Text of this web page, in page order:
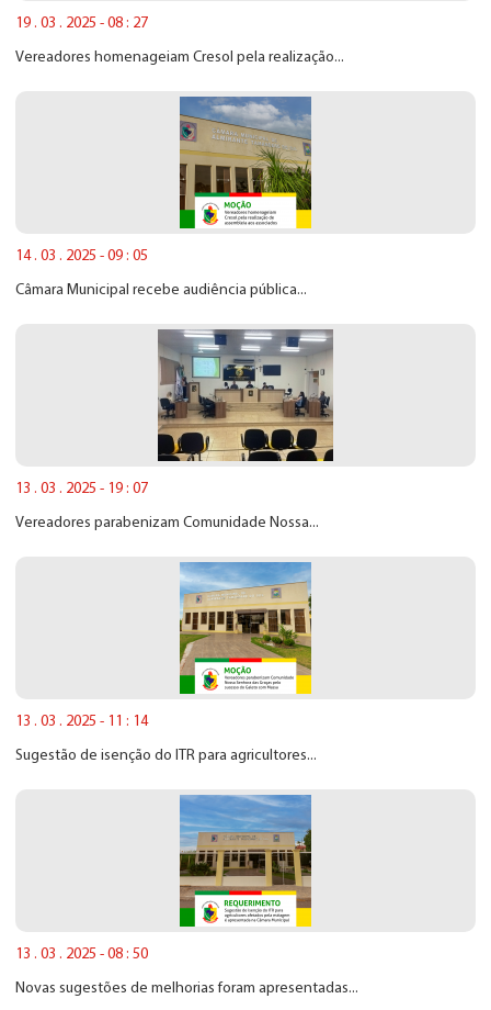
19 . 03 . 2025 - 08 : 27
Vereadores homenageiam Cresol pela realização...
14 . 03 . 2025 - 09 : 05
Câmara Municipal recebe audiência pública...
13 . 03 . 2025 - 19 : 07
Vereadores parabenizam Comunidade Nossa...
13 . 03 . 2025 - 11 : 14
Sugestão de isenção do ITR para agricultores...
13 . 03 . 2025 - 08 : 50
Novas sugestões de melhorias foram apresentadas...